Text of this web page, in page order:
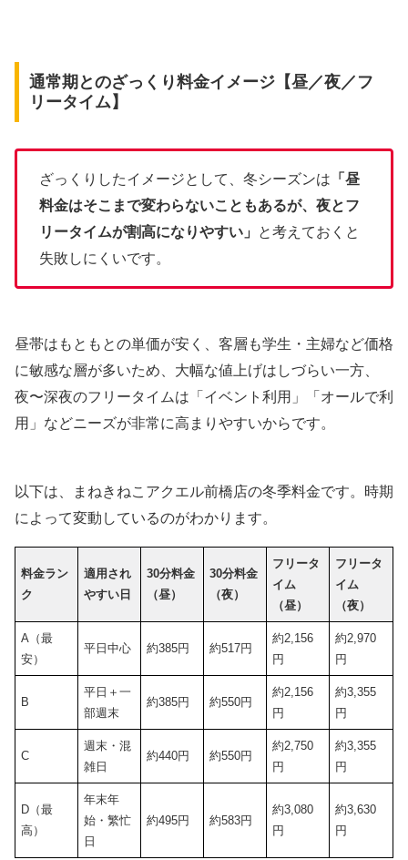
通常期とのざっくり料金イメージ【昼／夜／フ
リータイム】
ざっくりしたイメージとして、冬シーズンは 「昼
料金はそこまで変わらないこともあるが、夜とフ
リータイムが割高になりやすい」
と考えておくと
失敗しにくいです。
昼帯はもともとの単価が安く、客層も学生・主婦など価格
に敏感な層が多いため、大幅な値上げはしづらい一方、
夜〜深夜のフリータイムは「イベント利用」「オールで利
用」などニーズが非常に高まりやすいからです。
以下は、まねきねこアクエル前橋店の冬季料金です。時期
によって変動しているのがわかります。
料金ラン
ク
適用され
やすい日
30分料金
（昼）
30分料金
（夜）
フリータ
イム
（昼）
フリータ
イム
（夜）
A（最
安）
平日中心 約385円 約517円
約2,156
円
約2,970
円
B
平日＋一
部週末
約385円 約550円
約2,156
円
約3,355
円
C
週末・混
雑日
約440円 約550円
約2,750
円
約3,355
円
D（最
高）
年末年
始・繁忙
日
約495円 約583円
約3,080
円
約3,630
円